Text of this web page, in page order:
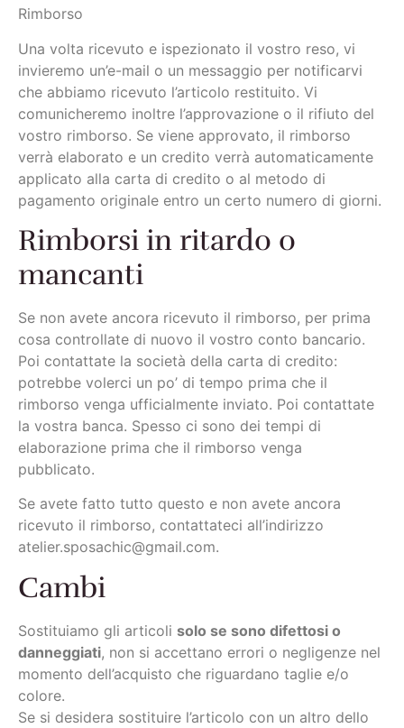
Rimborso
Una volta ricevuto e ispezionato il vostro reso, vi
invieremo un’e-mail o un messaggio per notificarvi
che abbiamo ricevuto l’articolo restituito. Vi
comunicheremo inoltre l’approvazione o il rifiuto del
vostro rimborso. Se viene approvato, il rimborso
verrà elaborato e un credito verrà automaticamente
applicato alla carta di credito o al metodo di
pagamento originale entro un certo numero di giorni.
Rimborsi in ritardo o
mancanti
Se non avete ancora ricevuto il rimborso, per prima
cosa controllate di nuovo il vostro conto bancario.
Poi contattate la società della carta di credito:
potrebbe volerci un po’ di tempo prima che il
rimborso venga ufficialmente inviato. Poi contattate
la vostra banca. Spesso ci sono dei tempi di
elaborazione prima che il rimborso venga
pubblicato.
Se avete fatto tutto questo e non avete ancora
ricevuto il rimborso, contattateci all’indirizzo
atelier.sposachic@gmail.com.
Cambi
Sostituiamo gli articoli solo se sono difettosi o
danneggiati, non si accettano errori o negligenze nel
momento dell’acquisto che riguardano taglie e/o
colore.
Se si desidera sostituire l’articolo con un altro dello